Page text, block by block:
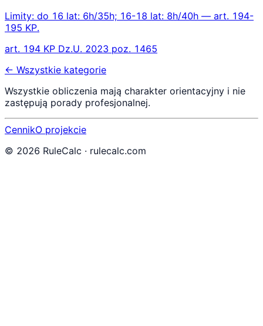
Limity: do 16 lat: 6h/35h; 16-18 lat: 8h/40h — art. 194-
195 KP.
art. 194 KP Dz.U. 2023 poz. 1465
← Wszystkie kategorie
Wszystkie obliczenia mają charakter orientacyjny i nie
zastępują porady profesjonalnej.
CennikO projekcie
© 2026 RuleCalc · rulecalc.com